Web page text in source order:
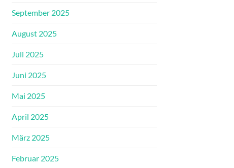
September 2025
August 2025
Juli 2025
Juni 2025
Mai 2025
April 2025
März 2025
Februar 2025